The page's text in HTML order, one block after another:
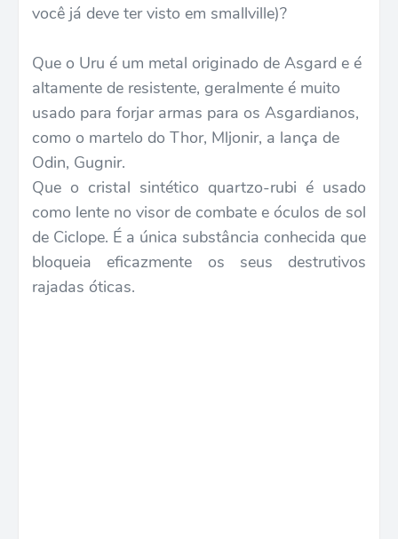
você já deve ter visto em smallville)?
Que o Uru é um metal originado de Asgard e é
altamente de resistente, geralmente é muito
usado para forjar armas para os Asgardianos,
como o martelo do Thor, Mljonir, a lança de
Odin, Gugnir.
Que o cristal sintético quartzo-rubi é usado
como lente no visor de combate e óculos de sol
de Ciclope. É a única substância conhecida que
bloqueia eficazmente os seus destrutivos
rajadas óticas.